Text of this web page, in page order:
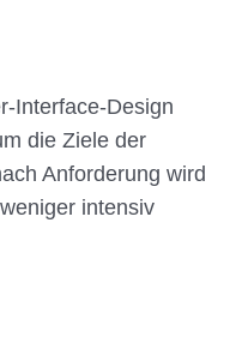
Interface-Design
die Ziele der
Anforderung wird
intensiv